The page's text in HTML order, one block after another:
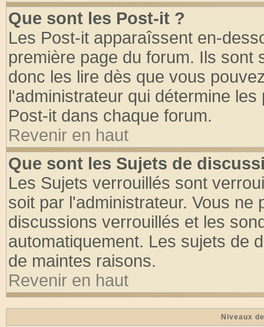
Que sont les Post-it ?
Les Post-it apparaîssent en-
première page du forum. Ils
donc les lire dès que vous
l'administrateur qui détermine
Post-it dans chaque forum.
Revenir en haut
Que sont les Sujets de
Les Sujets verrouillés sont
soit par l'administrateur. Vous
discussions verrouillés et les
automatiquement. Les sujets de
de maintes raisons.
Revenir en haut
Niveaux